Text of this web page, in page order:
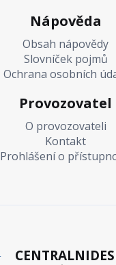
Nápověda
Obsah nápovědy
Slovníček pojmů
Ochrana osobních
Provozovatel
O provozovateli
Kontakt
Prohlášení o